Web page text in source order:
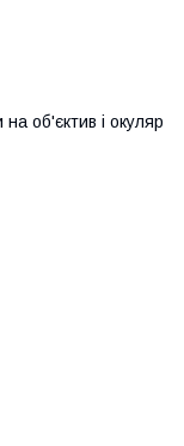
на об'єктив і окуляр